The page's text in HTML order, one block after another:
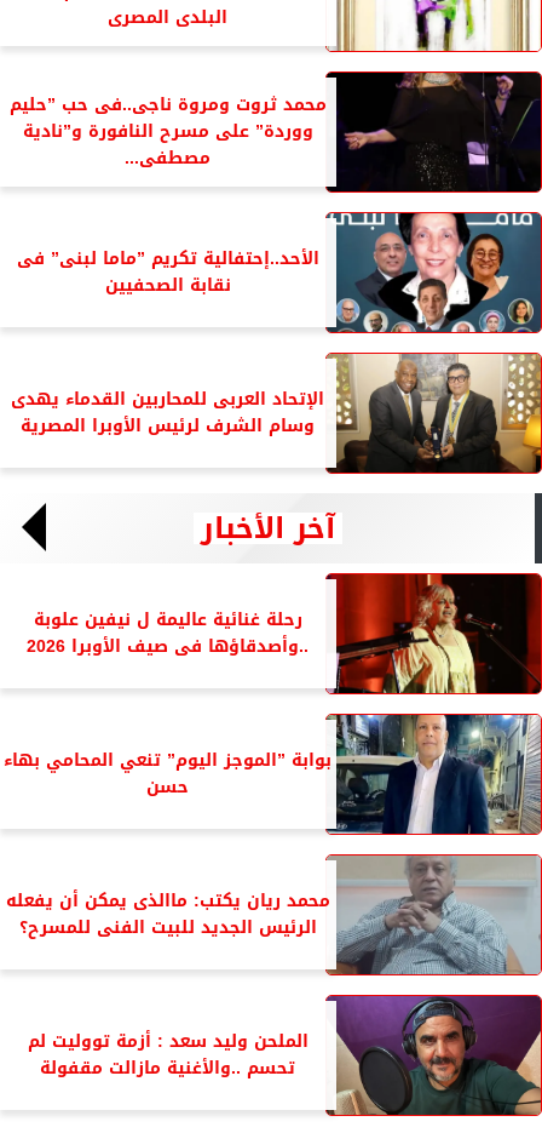
البلدى المصرى
محمد ثروت ومروة ناجى..فى حب ”حليم
ووردة” على مسرح النافورة و”نادية
مصطفى...
الأحد..إحتفالية تكريم ”ماما لبنى” فى
نقابة الصحفيين
الإتحاد العربى للمحاربين القدماء يهدى
وسام الشرف لرئيس الأوبرا المصرية
آخر الأخبار
رحلة غنائية عاليمة ل نيفين علوبة
..وأصدقاؤها فى صيف الأوبرا 2026
بوابة ”الموجز اليوم” تنعي المحامي بهاء
حسن
محمد ريان يكتب: ماالذى يمكن أن يفعله
الرئيس الجديد للبيت الفنى للمسرح؟
الملحن وليد سعد : أزمة تووليت لم
تحسم ..والأغنية مازالت مقفولة